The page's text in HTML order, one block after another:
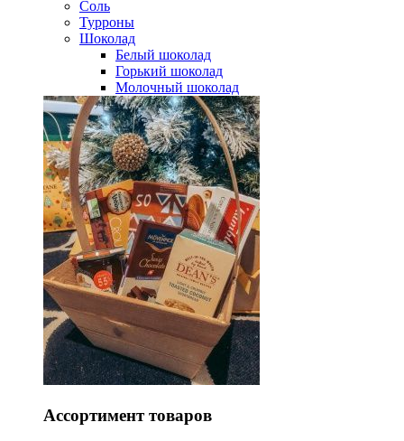
Соль
Турроны
Шоколад
Белый шоколад
Горький шоколад
Молочный шоколад
Ассортимент товаров